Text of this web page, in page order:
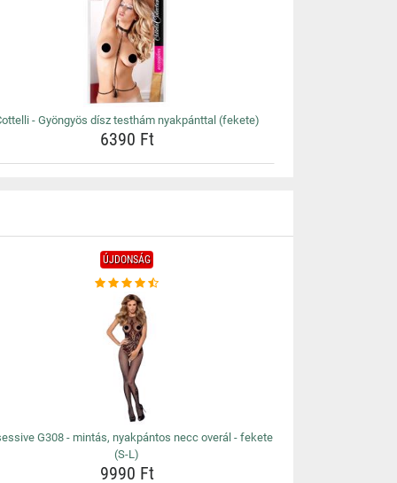
- Gyöngyös dísz testhám nyakpánttal (fekete)
6390 Ft
ÚJDONSÁG
G308 - mintás, nyakpántos necc overál - fekete
(S-L)
9990 Ft